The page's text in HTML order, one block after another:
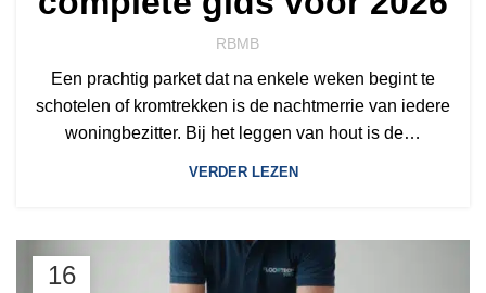
RBMB
Een prachtig parket dat na enkele weken begint te
schotelen of kromtrekken is de nachtmerrie van iedere
woningbezitter. Bij het leggen van hout is de…
VERDER LEZEN
16